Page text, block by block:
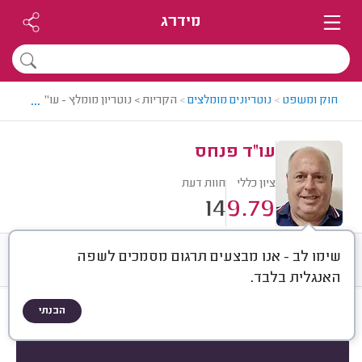
מידרג
חוק ומשפט > נוטריונים מומלצים> הקריות > נוטריון מומלץ - עו"ד פנחס
...
עו"ד פנחס
ציון כללי
9.79
חוות דעת
14
שימו לב - אנו מבצעים תרגום מסמכים לשפה
האנגלית בלבד.
הבנתי
חוות דעת ממוצע רישוי ותעודות